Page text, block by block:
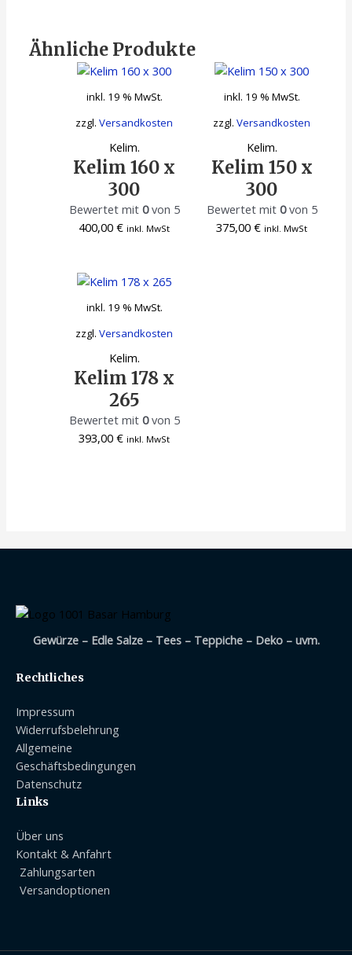
Ähnliche Produkte
inkl. 19 % MwSt.
zzgl.Versandkosten
Kelim.
Kelim 160 x
300
Bewertet mit 0von 5
400,00€ inkl. MwSt
inkl. 19 % MwSt.
zzgl.Versandkosten
Kelim.
Kelim 150 x
300
Bewertet mit 0von 5
375,00€ inkl. MwSt
inkl. 19 % MwSt.
zzgl.Versandkosten
Kelim.
Kelim 178 x
265
Bewertet mit 0von 5
393,00€ inkl. MwSt
Gewürze – Edle Salze – Tees – Teppiche – Deko – uvm.
Rechtliches
Impressum
Widerrufsbelehrung
Allgemeine
Geschäftsbedingungen
Datenschutz
Links
Über uns
Kontakt & Anfahrt
Zahlungsarten
Versandoptionen